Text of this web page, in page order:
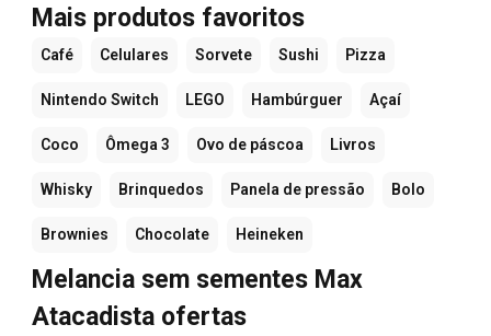
Mais produtos favoritos
Café Celulares Sorvete Sushi Pizza
Nintendo Switch LEGO Hambúrguer Açaí
Coco Ômega 3 Ovo de páscoa Livros
Whisky Brinquedos Panela de pressão Bolo
Brownies Chocolate Heineken
Melancia sem sementes Max
Atacadista ofertas